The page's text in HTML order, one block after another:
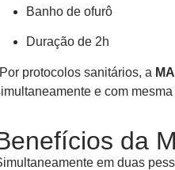
Banho de ofurô
Duração de 2h
Por protocolos sanitários, a
e com
da
em duas